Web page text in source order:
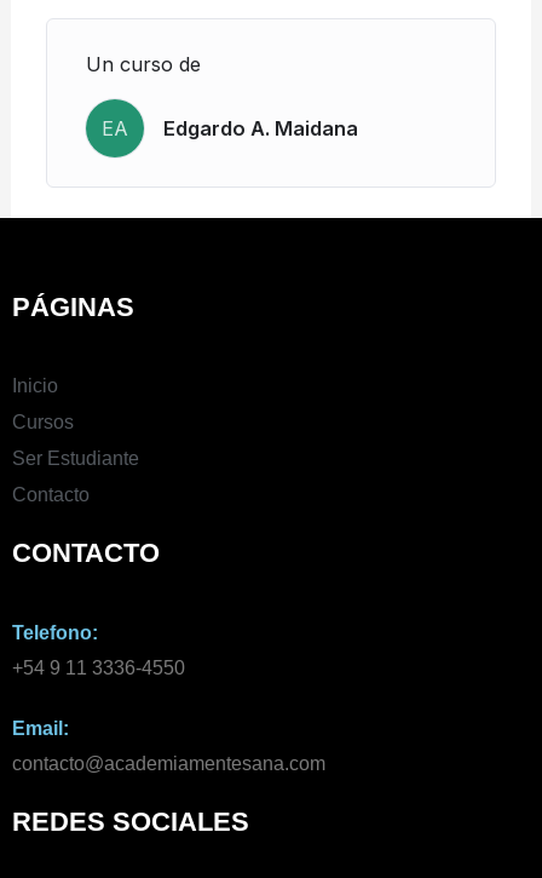
Un curso de
EA Edgardo A. Maidana
PÁGINAS
Inicio
Cursos
Ser Estudiante
Contacto
CONTACTO
Telefono:
+54 9 11 3336-4550​
Email:
contacto@academiamentesana.com​
REDES SOCIALES